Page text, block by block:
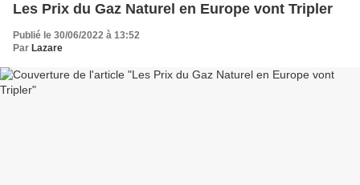
Les Prix du Gaz Naturel en Europe vont Tripler
Publié le 30/06/2022 à 13:52
Par Lazare